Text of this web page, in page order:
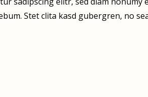
Stet clita kasd gubergren, no